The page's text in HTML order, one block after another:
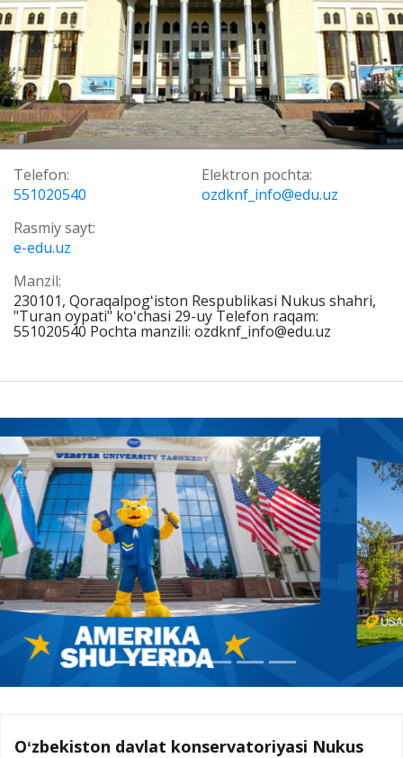
Telefon:
551020540
Elektron pochta:
ozdknf_info@edu.uz
Rasmiy sayt:
e-edu.uz
Manzil:
230101, Qoraqalpogʻiston Respublikasi Nukus shahri,
"Turan oypati" koʻchasi 29-uy Telefon raqam:
551020540 Pochta manzili: ozdknf_info@edu.uz
Oʻzbekiston davlat konservatoriyasi Nukus